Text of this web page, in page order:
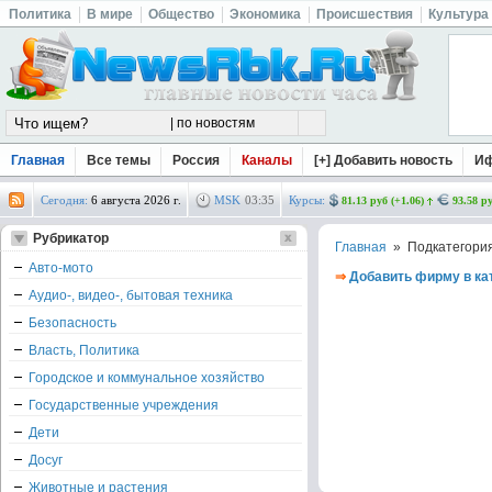
Политика В мире Общество Экономика Происшествия Культура
Главная Все темы Россия Каналы [+] Добавить новость
Сегодня: 6 августа 2026 г. MSK 03:35 Курсы: 81.13 руб (+1.06) 93.58
Главная »
⇒ Добавить фирму в
Рубрикатор
Авто-мото
Аудио-, видео-, бытовая техника
Безопасность
Власть, Политика
Городское и коммунальное хозяйство
Государственные учреждения
Дети
Досуг
Животные и растения